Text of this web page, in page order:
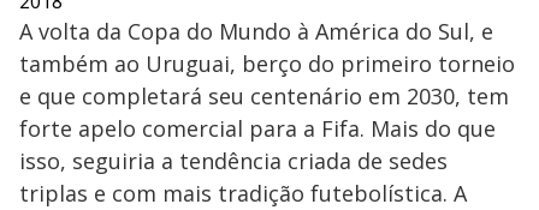
A volta da Copa do Mundo à América do Sul, e
também ao Uruguai, berço do primeiro torneio
e que completará seu centenário em 2030, tem
forte apelo comercial para a Fifa. Mais do que
isso, seguiria a tendência criada de sedes
triplas e com mais tradição futebolística. A